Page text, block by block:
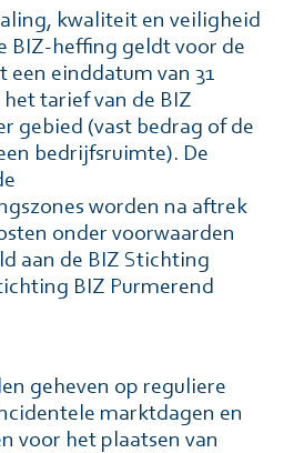
kwaliteit en veiligheid
BIZ-heffing geldt voor de
een einddatum van 31
tarief van de BIZ
gebied (vast bedrag of de
bedrijfsruimte). De
worden na aftrek
onder voorwaarden
aan de BIZ Stichting
BIZ Purmerend
geheven op reguliere
marktdagen en
voor het plaatsen van